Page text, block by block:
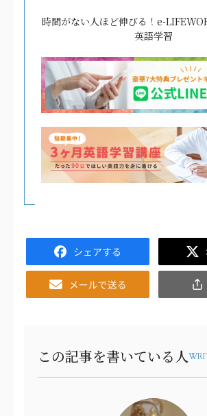
時間がない人ほど伸びる！e-
英語学習
Facebook
Email
共
有
この記事を書いている人